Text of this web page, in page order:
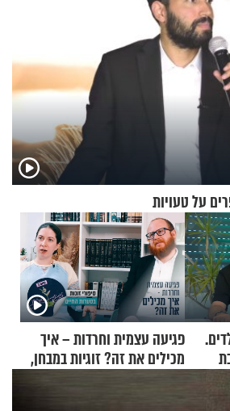
על טעויות
"יש לי 4 ילדים.
פגיעה עצמית וחרדות – איך
מכילים את זה? זוגיות במבחן,